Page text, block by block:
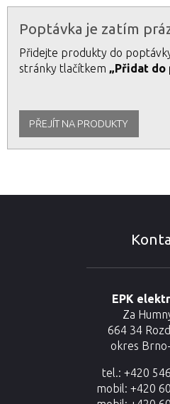
Poptávka je zatím
Přidejte produkty do
stránky tlačítkem „Přidat
PŘEJÍT NA PRODUKTY
EPK
Za
664 34
okres
tel.: +420
mobil: +420